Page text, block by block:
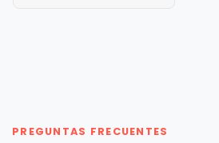
PREGUNTAS FRECUENTES